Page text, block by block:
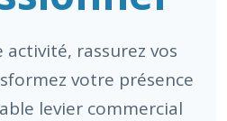
activité, rassurez vos
votre présence
levier commercial